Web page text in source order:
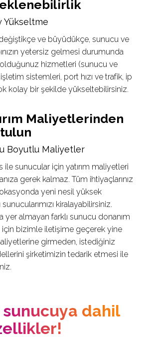
Yükseltme
ve büyüdükçe, sunucu ve
yetersiz gelmesi durumunda
olduğunuz hizmetleri (sunucu ve
işletim sistemleri, port hızı ve trafik, ip
kolay bir şekilde yükseltebilirsiniz.
Maliyetlerinden
Boyutlu Maliyetler
ile sunucular için yatırım maliyetleri
gerek kalmaz. Tüm ihtiyaçlarınız
yeni nesil yüksek
kiralayabilirsiniz.
yer almayan farklı sunucu donanım
bizimle iletişime geçerek yine
girmeden, istediğiniz
şirketimizin tedarik etmesi ile
sunucuya dahil